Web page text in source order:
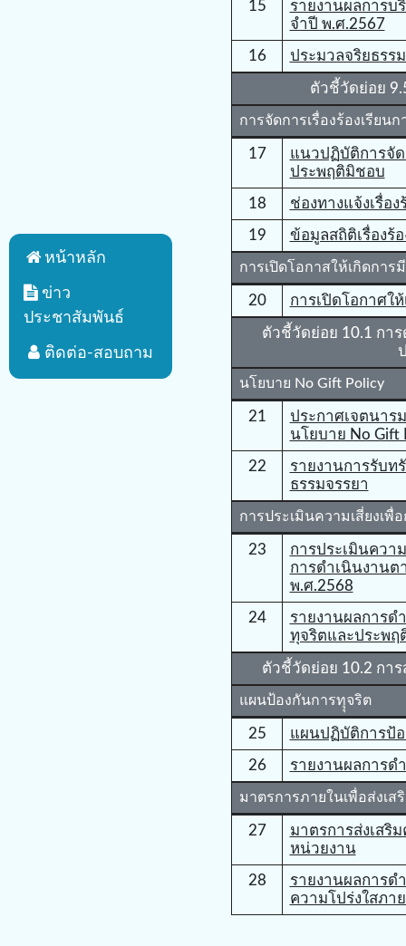
15
รายงานผลการ
จําปี พ.ศ.2567
16 ประมวลจริยธรร
ตัวชี้วัดย่อย
การจัดการเรื่องร้องเรีย
17
แนวปฏิบัติการจัด
ประพฤติมิชอบ
18 ช่องทางแจ้งเรื่อ
19 ข้อมูลสถิติเรื่องร้
การเปิดโอกาสให้เกิดการ
20 การเปิดโอกาศใ
ตัวชี้วัดย่อย 10.1 กา
นโยบาย No Gift Policy
21
ประกาศเจตนา
นโยบาย No Gift
22
รายงานการรับท
ธรรมจรรยา
การประเมินความเสี่ยงเพื่
23
การประเมินควา
การดำเนินงานต
พ.ศ.2568
24
รายงานผลการดํ
ทุจริตและประพ
ตัวชี้วัดย่อย 10.2 กา
แผนป้องกันการทุุจริต
25 แผนปฏิบัติการป้
26 รายงานผลการด
มาตรการภายในเพื่อส่งเ
27
มาตรการส่งเสริ
หน่วยงาน
28
รายงานผลการดํ
ความโปร่งใสภา
หน้าหลัก
ข่าว
ประชาสัมพันธ์
ติดต่อ-สอบถาม